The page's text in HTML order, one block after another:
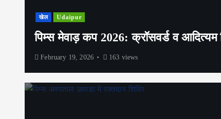
खेल Udaipur
पिम्स मेवाड़ कप 2026: क्रॉसवर्ड व
February 19, 2026 163 views